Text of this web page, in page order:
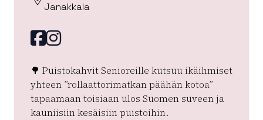
Janakkala
Facebook
instagram
🌳 Puistokahvit Senioreille kutsuu ikäihmiset
yhteen ”rollaattorimatkan päähän kotoa”
tapaamaan toisiaan ulos Suomen suveen ja
kauniisiin kesäisiin puistoihin.